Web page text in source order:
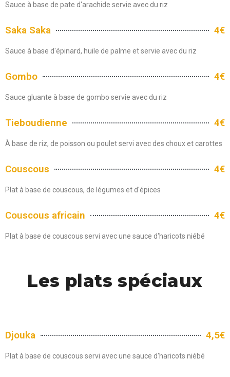
Sauce à base de pate d'arachide servie avec du riz
Saka Saka 4€
Sauce à base d'épinard, huile de palme et servie avec du riz
Gombo 4€
Sauce gluante à base de gombo servie avec du riz
Tieboudienne 4€
À base de riz, de poisson ou poulet servi avec des choux et carottes
Couscous 4€
Plat à base de couscous, de légumes et d'épices
Couscous africain 4€
Plat à base de couscous servi avec une sauce d'haricots niébé
Les plats spéciaux
Djouka 4,5€
Plat à base de couscous servi avec une sauce d'haricots niébé